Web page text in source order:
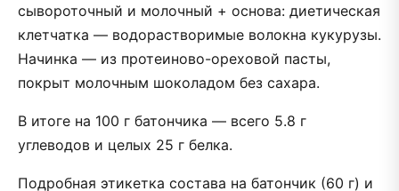
сывороточный и молочный + основа: диетическая
клетчатка — водорастворимые волокна кукурузы.
Начинка — из протеиново-ореховой пасты,
покрыт молочным шоколадом без сахара.
В итоге на 100 г батончика — всего 5.8 г
углеводов и целых 25 г белка.
Подробная этикетка состава на батончик (60 г) и